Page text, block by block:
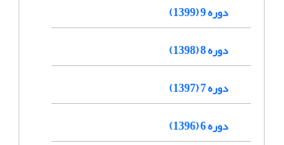
دوره 9 (1399)
دوره 8 (1398)
دوره 7 (1397)
دوره 6 (1396)